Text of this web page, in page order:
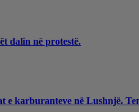
dalin në protestë.
karburanteve në Lushnjë.